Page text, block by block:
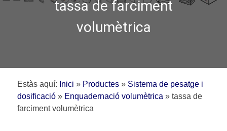
tassa de farciment
volumètrica
Estàs aquí: Inici » Productes » Sistema de pesatge i
dosificació » Enquadernació volumètrica » tassa de
farciment volumètrica